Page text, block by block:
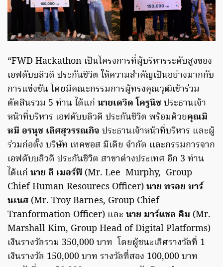
“FWD Hackathon เป็นโครงการที่ผู้บริหารระดับสูงของ
เอฟดับบลิวดี ประกันชีวิต ให้ความสำคัญเป็นอย่างมากกับ
การแข่งขัน โดยมีคณะกรรมการผู้ทรงคุณวุฒิเข้าร่วม
ตัดสินรวม 5 ท่าน ได้แก่ นายเดวิด โครูนิชประธานเจ้า
หน้าที่บริหาร เอฟดับบลิวดี ประกันชีวิต พร้อมด้วยคุณมิ
หมี อรนุช เลิศสุวรรณกิจ ประธานเจ้าหน้าที่บริหาร และผู้
ร่วมก่อตั้ง บริษัท เทคซอส มีเดีย จำกัด และกรรมการจาก
เอฟดับบลิวดี ประกันชีวิต สาขาต่างประเทศ อีก 3 ท่าน
ได้แก่ นาย ลี เมอร์ฟี (Mr. Lee Murphy, Group
Chief Human Resourecs Officer)นาย ทรอย บาร์
นเนส (Mr. Troy Barnes, Group Chief
Tranformation Officer) และ นาย มาร์แชล คิม (Mr.
Marshall Kim, Group Head of Digital Platforms)
เงินรางวัลรวม 350,000 บาท โดยผู้ชนะเลิศรางวัลที่ 1
เงินรางวัล 150,000 บาท รางวัลที่สอง 100,000 บาท